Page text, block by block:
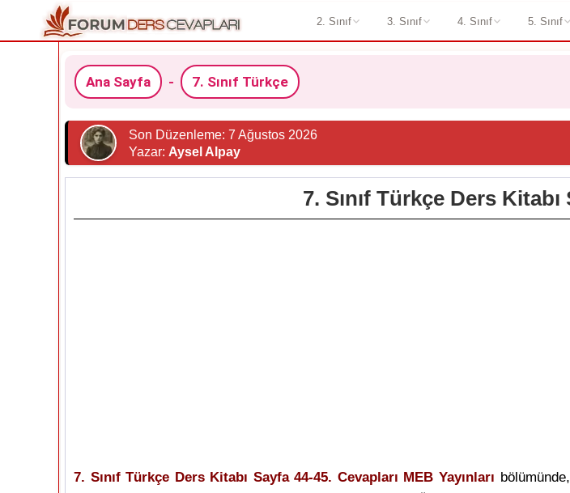
2. Sınıf 3. Sınıf 4. Sınıf 5. Sınıf
Ana Sayfa - 7. Sınıf Türkçe
Son Düzenleme: 7 Ağustos 2026
Yazar: Aysel Alpay
7. Sınıf Türkçe Ders
7. Sınıf Türkçe Ders Kitabı Sayfa 44-45. Cevapları MEB Yayınları